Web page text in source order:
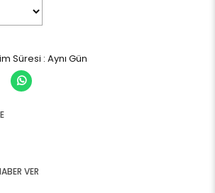
Süresi : Aynı Gün
VER